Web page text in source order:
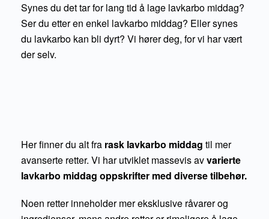
Synes du det tar for lang tid å lage lavkarbo middag?
Ser du etter en enkel lavkarbo middag? Eller synes
du lavkarbo kan bli dyrt? Vi hører deg, for vi har vært
der selv.
Her finner du alt fra rask lavkarbo middag til mer
avanserte retter. Vi har utviklet massevis avvarierte
lavkarbo middag oppskrifter med diverse tilbehør.
Noen retter inneholder mer eksklusive råvarer og